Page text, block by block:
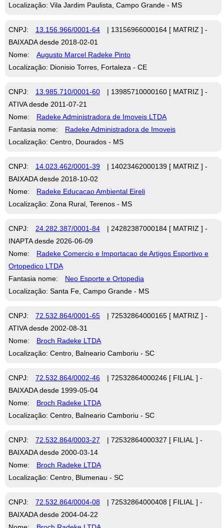
Localização: Vila Jardim Paulista, Campo Grande - MS
CNPJ: 13.156.966/0001-64
| 13156966000164 [ MATRIZ ] -
BAIXADA desde 2018-02-01
Nome:
Augusto Marcel Radeke Pinto
Localização: Dionisio Torres, Fortaleza - CE
CNPJ: 13.985.710/0001-60
| 13985710000160 [ MATRIZ ] -
ATIVA desde 2011-07-21
Nome:
Radeke Administradora de Imoveis LTDA
Fantasia nome:
Radeke Administradora de Imoveis
Localização: Centro, Dourados - MS
CNPJ: 14.023.462/0001-39
| 14023462000139 [ MATRIZ ] -
BAIXADA desde 2018-10-02
Nome:
Radeke Educacao Ambiental Eireli
Localização: Zona Rural, Terenos - MS
CNPJ: 24.282.387/0001-84
| 24282387000184 [ MATRIZ ] -
INAPTA desde 2026-06-09
Nome:
Radeke Comercio e Importacao de Artigos Esportivo e
Ortopedico LTDA
Fantasia nome:
Neo Esporte e Ortopedia
Localização: Santa Fe, Campo Grande - MS
CNPJ: 72.532.864/0001-65
| 72532864000165 [ MATRIZ ] -
ATIVA desde 2002-08-31
Nome:
Broch Radeke LTDA
Localização: Centro, Balneario Camboriu - SC
CNPJ: 72.532.864/0002-46
| 72532864000246 [ FILIAL ] -
BAIXADA desde 1999-05-04
Nome:
Broch Radeke LTDA
Localização: Centro, Balneario Camboriu - SC
CNPJ: 72.532.864/0003-27
| 72532864000327 [ FILIAL ] -
BAIXADA desde 2000-03-14
Nome:
Broch Radeke LTDA
Localização: Centro, Blumenau - SC
CNPJ: 72.532.864/0004-08
| 72532864000408 [ FILIAL ] -
BAIXADA desde 2004-04-22